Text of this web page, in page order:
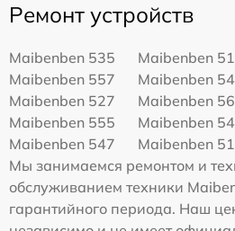
Ремонт устройств
Maibenben 535
Maibenben
Maibenben 557
Maibenben
Maibenben 527
Maibenben
Maibenben 555
Maibenben
Maibenben 547
Maibenben
Мы занимаемся ремонтом и
обслуживанием техники
гарантийного периода. Наш